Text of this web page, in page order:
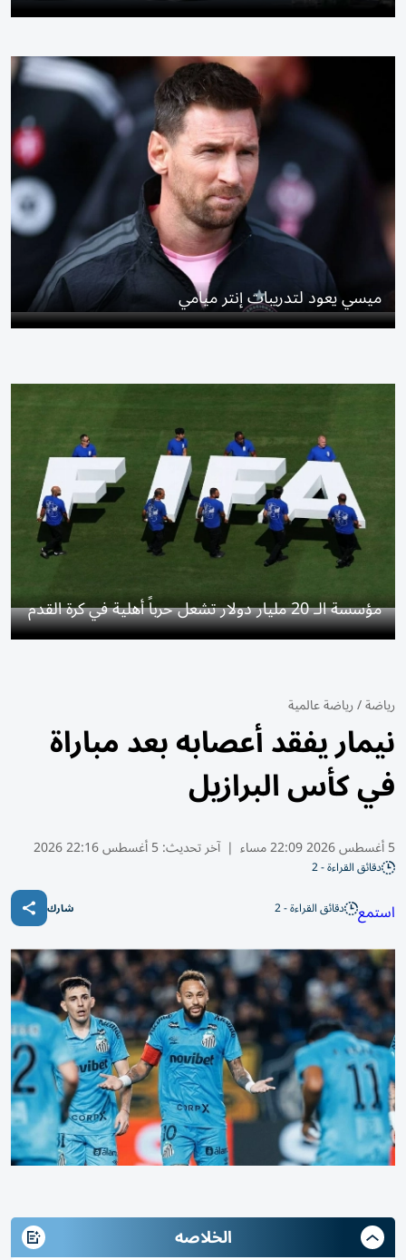
ميسي يعود لتدريبات إنتر ميامي
مؤسسة الـ 20 مليار دولار تشعل حرباً أهلية في كرة القدم
رياضة/رياضة عالمية
نيمار يفقد أعصابه بعد مباراة
في كأس البرازيل
5 أغسطس 2026 22:09 مساء | آخر تحديث:5 أغسطس 22:16 2026
دقائق القراءة - 2
استمع دقائق القراءة - 2 شارك
الخلاصه